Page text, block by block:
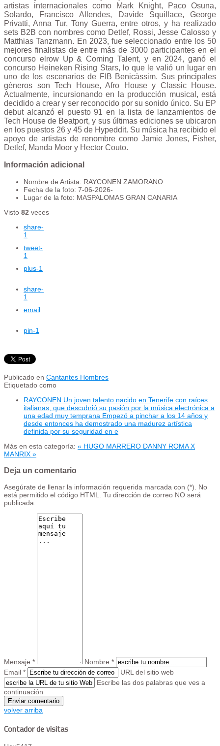
artistas internacionales como Mark Knight, Paco Osuna,
Solardo, Francisco Allendes, Davide Squillace, George
Privatti, Anna Tur, Tony Guerra, entre otros, y ha realizado
sets B2B con nombres como Detlef, Rossi, Jesse Calosso y
Matthias Tanzmann. En 2023, fue seleccionado entre los 50
mejores finalistas de entre más de 3000 participantes en el
concurso elrow Up & Coming Talent, y en 2024, ganó el
concurso Heineken Rising Stars, lo que le valió un lugar en
uno de los escenarios de FIB Benicàssim. Sus principales
géneros son Tech House, Afro House y Classic House.
Actualmente, incursionando en la producción musical, está
decidido a crear y ser reconocido por su sonido único. Su EP
debut alcanzó el puesto 91 en la lista de lanzamientos de
Tech House de Beatport, y sus últimas ediciones se ubicaron
en los puestos 26 y 45 de Hypeddit. Su música ha recibido el
apoyo de artistas de renombre como Jamie Jones, Fisher,
Detlef, Manda Moor y Hector Couto.
Información adicional
Nombre de Artista: RAYCONEN ZAMORANO
Fecha de la foto: 7-06-2026-
Lugar de la foto: MASPALOMAS GRAN CANARIA
Visto 82 veces
share-
1
tweet-
1
plus-1
share-
1
email
pin-1
Publicado en Cantantes Hombres
Etiquetado como
RAYCONEN Un joven talento nacido en Tenerife con raíces
italianas, que descubrió su pasión por la música electrónica a
una edad muy temprana Empezó a pinchar a los 14 años y
desde entonces ha demostrado una madurez artística
definida por su seguridad en e
Más en esta categoría: « HUGO MARRERO DANNY ROMA X
MANRIX »
Deja un comentario
Asegúrate de llenar la información requerida marcada con (*). No
está permitido el código HTML. Tu dirección de correo NO será
publicada.
Mensaje *
Nombre *
Email *
URL del sitio web
Escribe las dos palabras que ves a
continuación
volver arriba
Contador de visitas